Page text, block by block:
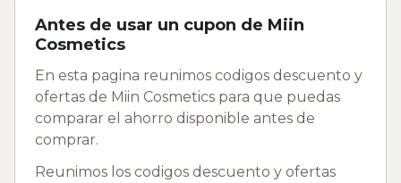
Antes de usar un cupon de Miin
Cosmetics
En esta pagina reunimos codigos descuento y
ofertas de Miin Cosmetics para que puedas
comparar el ahorro disponible antes de
comprar.
Reunimos los codigos descuento y ofertas